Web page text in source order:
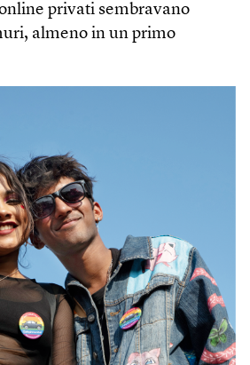
privati sembravano
almeno in un primo